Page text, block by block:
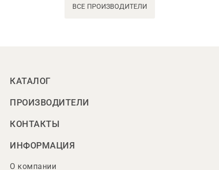
ВСЕ ПРОИЗВОДИТЕЛИ
КАТАЛОГ
ПРОИЗВОДИТЕЛИ
КОНТАКТЫ
ИНФОРМАЦИЯ
О компании